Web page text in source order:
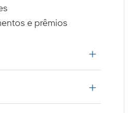
e prêmios